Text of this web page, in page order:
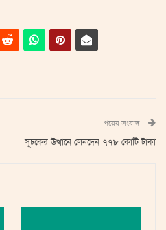
পরের সংবাদ
সূচকের উত্থানে লেনদেন ৭৭৮ কোটি টাকা